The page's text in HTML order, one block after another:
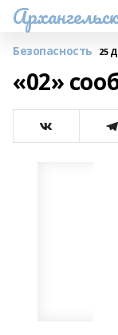
Безопасность 25
«02»